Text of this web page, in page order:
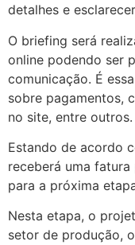
detalhes e
O briefing será
online podendo ser
comunicação. É
sobre pagamentos,
no site, entre outros.
Estando de acordo
receberá uma
para a próxima
Nesta etapa, o
setor de produção,